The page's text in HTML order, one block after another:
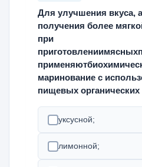
Для улучшения вкуса,
получения более
при
маринование с
пищевых органических
уксусной;
лимонной;